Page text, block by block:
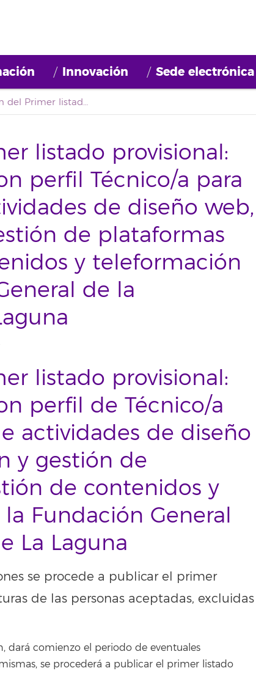
Innovación Sede electrónica
Corrección del Primer listado provisional: bolsa de empleo con perfil Técnico/a para el desarrollo de actividades de diseño web, administración y gestión de plataformas de gestión de contenidos y teleformación para la Fundación General de la Universidad de La Laguna
listado provisional:
perfil Técnico/a para
de diseño web,
de plataformas
y teleformación
de la
listado provisional:
perfil de Técnico/a
actividades de diseño
y gestión de
de contenidos y
Fundación General
La Laguna
se procede a publicar el primer
de las personas aceptadas, excluidas
dará comienzo el periodo de eventuales
se procederá a publicar el primer listado